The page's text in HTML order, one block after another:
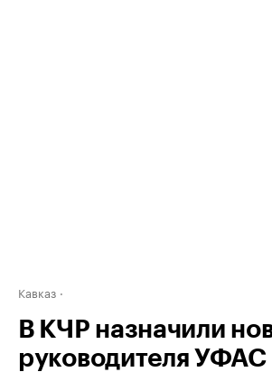
Кавказ
В КЧР назначили
руководителя УФАС